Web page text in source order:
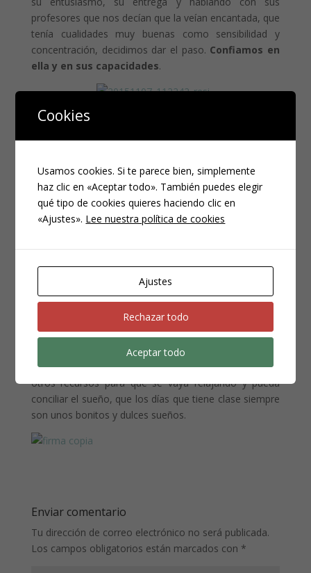
profesores que nos decían que la veían encantada, que
tenía cualidades muy buenas como sensibilidad y
concentración, decidimos dar el paso. Confiamos en
ella y en sus capacidades.
que utilizar todo su tesón fuerza de voluntad
con el que puede canalizar su energía
. Ahora tiene
nuevas amistades con las que comparte una pasión. Y
nosotros estamos ahí, siempre atentos a sus sueños,
acompañándola en este caso en su entusiasmo
Todo esto tan maravilloso tiene un pequeño
problemilla, las clases son un poco tarde y sale tan
entusiasmada, que hacerla bajar de revoluciones nos
cuesta bastante. Desde que sale de casa hasta que se
mete a la cama, se lo pasa hablando y cantando sin
parar, y poco a poco tenemos que echar mano de
otros recursos para que se vaya relajando y pueda
conciliar el sueño, que los días que tiene clase siempre
son unos bonitos y dulces sueños.
Enviar comentario
Tu dirección de correo electrónico no será publicada.
Los campos obligatorios están marcados con *
Cookies
Usamos cookies. Si te parece bien, simplemente
haz clic en «Aceptar todo». También puedes elegir
qué tipo de cookies quieres haciendo clic en
«Ajustes». Lee nuestra política de cookies
Ajustes
Rechazar todo
Aceptar todo